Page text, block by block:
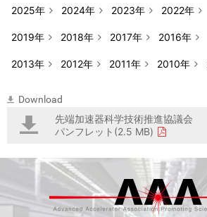
2025年 2024年 2023年 2022年
2019年 2018年 2017年 2016年
2013年 2012年 2011年 2010年
Download
先端加速器科学技術推進協議会
パンフレット(2.5 MB)